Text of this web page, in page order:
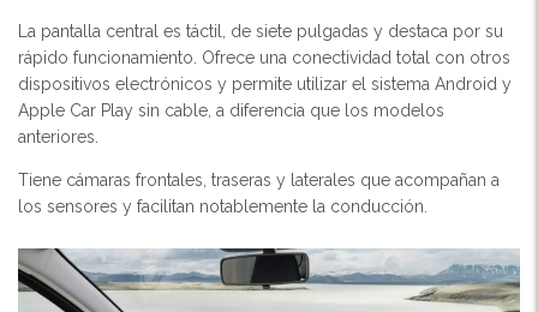
La pantalla central es táctil, de siete pulgadas y destaca por su
rápido funcionamiento. Ofrece una conectividad total con otros
dispositivos electrónicos y permite utilizar el sistema Android y
Apple Car Play sin cable, a diferencia que los modelos
anteriores.
Tiene cámaras frontales, traseras y laterales que acompañan a
los sensores y facilitan notablemente la conducción.